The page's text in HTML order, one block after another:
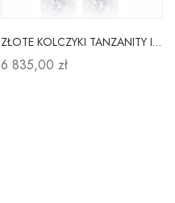
ZŁOTE KOLCZYKI TANZANITY I DIAMENTY PRÓBA 585
6 835,00 zł